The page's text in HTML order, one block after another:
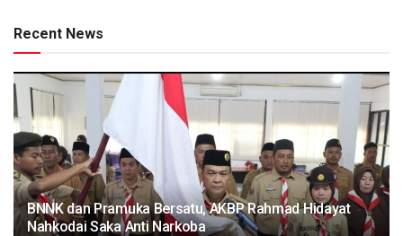
Recent News
BNNK dan Pramuka Bersatu, AKBP Rahmad Hidayat
Nahkodai Saka Anti Narkoba